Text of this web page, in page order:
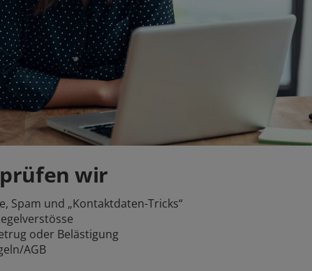
wir
Spam und „Kontaktdaten-Tricks“
oder Belästigung
AGB